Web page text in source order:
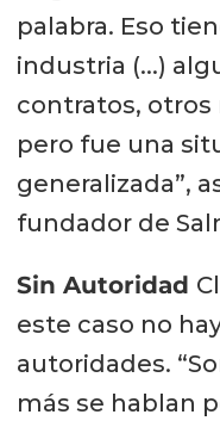
palabra. Eso
industria (...)
contratos,
pero fue una
generalizada”,
fundador de
Sin Autoridad
este caso no
autoridades.
más se hablan